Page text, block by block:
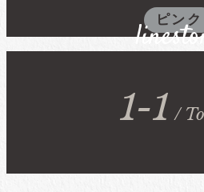
キシリ
ガラスラ
ピンク
1-1 /